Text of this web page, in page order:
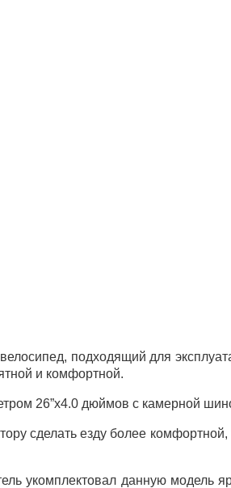
подходящий для
и комфортной.
26”х4.0 дюймов с камерной
сделать езду более
укомплектовал данную модель